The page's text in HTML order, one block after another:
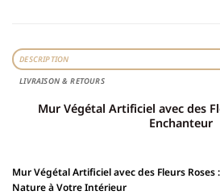
DESCRIPTION
LIVRAISON & RETOURS
Mur Végétal Artificiel avec des
Enchanteur
Mur Végétal Artificiel avec des Fleurs
Nature à Votre Intérieur